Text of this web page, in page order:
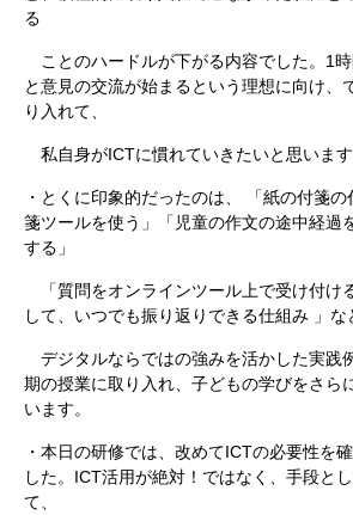
る
ことのハードルが下がる内容でした。1
と意見の交流が始まるという理想に向け、
り入れて、
私自身がICTに慣れていきたいと思います
・とくに印象的だったのは、 「紙の付箋
箋ツールを使う」「児童の作文の途中経過
する」
「質問をオンラインツール上で受け付け
して、いつでも振り返りできる仕組み 」な
デジタルならではの強みを活かした実践
期の授業に取り入れ、子どもの学びをさら
います。
・本日の研修では、改めてICTの必要性を
した。ICT活用が絶対！ではなく、手段と
て、